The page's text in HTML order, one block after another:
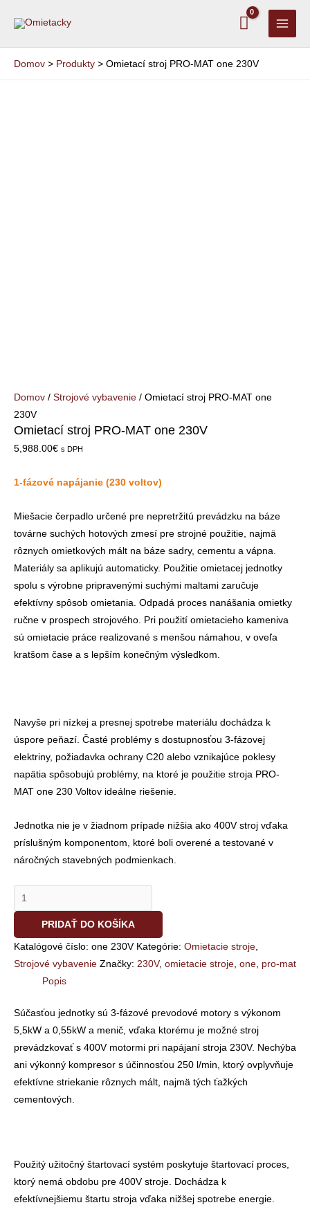
Domov Produkty Omietací stroj PRO-MAT one 230V
Domov / Strojové vybavenie / Omietací stroj PRO-MAT one
230V
Omietací stroj PRO-MAT one 230V
5,988.00€ s DPH
1-fázové napájanie (230 voltov)
Miešacie čerpadlo určené pre nepretržitú prevádzku na báze
továrne suchých hotových zmesí pre strojné použitie, najmä
rôznych omietkových mált na báze sadry, cementu a vápna.
Materiály sa aplikujú automaticky. Použitie omietacej jednotky
spolu s výrobne pripravenými suchými maltami zaručuje
efektívny spôsob omietania. Odpadá proces nanášania omietky
ručne v prospech strojového. Pri použití omietacieho kameniva
sú omietacie práce realizované s menšou námahou, v oveľa
kratšom čase a s lepším konečným výsledkom.
Navyše pri nízkej a presnej spotrebe materiálu dochádza k
úspore peňazí. Časté problémy s dostupnosťou 3-fázovej
elektriny, požiadavka ochrany C20 alebo vznikajúce poklesy
napätia spôsobujú problémy, na ktoré je použitie stroja PRO-
MAT one 230 Voltov ideálne riešenie.
Jednotka nie je v žiadnom prípade nižšia ako 400V stroj vďaka
príslušným komponentom, ktoré boli overené a testované v
náročných stavebných podmienkach.
PRIDAŤ DO KOŠÍKA
Katalógové číslo: one 230V Kategórie: Omietacie stroje,
Strojové vybavenie Značky: 230V, omietacie stroje, one, pro-mat
Popis
Súčasťou jednotky sú 3-fázové prevodové motory s výkonom
5,5kW a 0,55kW a menič, vďaka ktorému je možné stroj
prevádzkovať s 400V motormi pri napájaní stroja 230V. Nechýba
ani výkonný kompresor s účinnosťou 250 l/min, ktorý ovplyvňuje
efektívne striekanie rôznych mált, najmä tých ťažkých
cementových.
Použitý užitočný štartovací systém poskytuje štartovací proces,
ktorý nemá obdobu pre 400V stroje. Dochádza k
efektívnejšiemu štartu stroja vďaka nižšej spotrebe energie.